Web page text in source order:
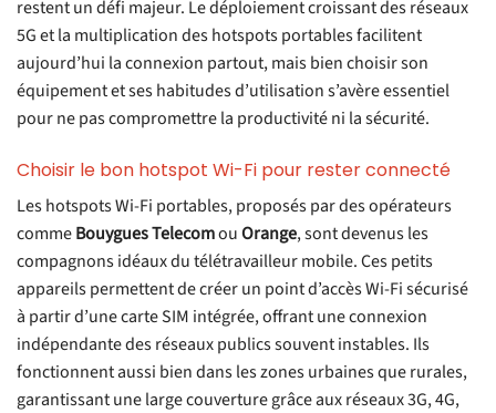
restent un défi majeur. Le déploiement croissant des réseaux
5G et la multiplication des hotspots portables facilitent
aujourd’hui la connexion partout, mais bien choisir son
équipement et ses habitudes d’utilisation s’avère essentiel
pour ne pas compromettre la productivité ni la sécurité.
Choisir le bon hotspot Wi-Fi pour rester connecté
Les hotspots Wi-Fi portables, proposés par des opérateurs
commeBouygues TelecomouOrange, sont devenus les
compagnons idéaux du télétravailleur mobile. Ces petits
appareils permettent de créer un point d’accès Wi-Fi sécurisé
à partir d’une carte SIM intégrée, offrant une connexion
indépendante des réseaux publics souvent instables. Ils
fonctionnent aussi bien dans les zones urbaines que rurales,
garantissant une large couverture grâce aux réseaux 3G, 4G,